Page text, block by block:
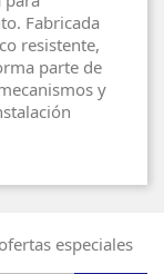
Fabricada
resistente,
parte de
y
especiales